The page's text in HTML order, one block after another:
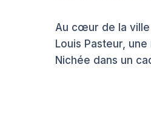
Au cœur de la ville
Louis Pasteur,
Nichée dans un